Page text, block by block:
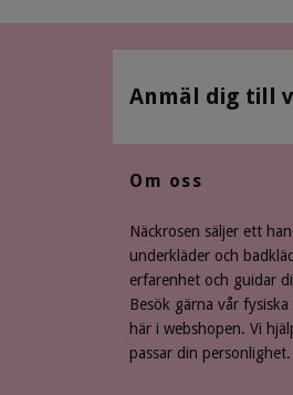
Anmäl dig till
Om oss
Näckrosen säljer ett
underkläder och
erfarenhet och guidar
Besök gärna vår
här i webshopen. Vi
passar din personlighet.